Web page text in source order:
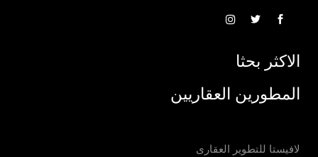
الاكثر بحثا
المطورين العقاريين
لافيستا للتطوير العقارى